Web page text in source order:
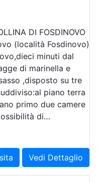
DI FOSDINOVO
(località Fosdinovo)
minuti dal
di marinella e
,disposto su tre
piano terra
primo due camere
di…
Vedi Dettaglio